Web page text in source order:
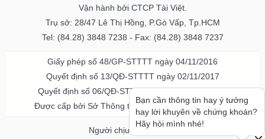
Vận hành bởi CTCP Tài Việt.
Trụ sở: 28/47 Lê Thị Hồng, P.Gò Vấp, Tp.HCM
Tel: (84.28) 3848 7238 - Fax: (84.28) 3848 7237
Giấy phép số 48/GP-STTTT ngày 04/11/2016
Quyết định số 13/QĐ-STTTT ngày 02/11/2017
Quyết định số 06/QĐ-STTTT-ICP ngày 20/07/2023
Được cấp bởi Sở Thông tin và Truyền thông TPHCM
Người chịu trách nhiệm
Bạn cần thông tin hay ý tưởng
hay lời khuyên về chứng khoán?
Hãy hỏi mình nhé!